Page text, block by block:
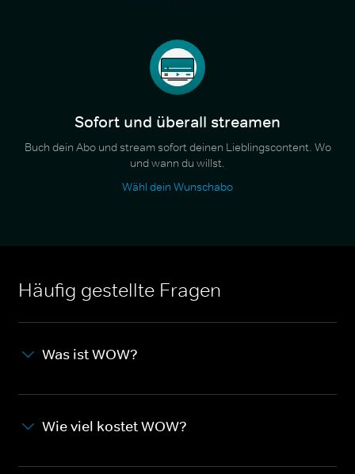
Sofort und überall streamen
Buch dein Abo und stream sofort deinen Lieblingscontent. Wo
und wann du willst.
Wähl dein Wunschabo
Häufig gestellte Fragen
Was ist WOW?
Wie viel kostet WOW?